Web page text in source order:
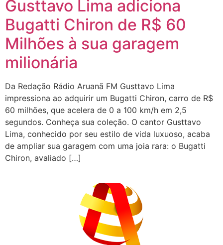
Gusttavo Lima adiciona
Bugatti Chiron de R$ 60
Milhões à sua garagem
milionária
Da Redação Rádio Aruanã FM Gusttavo Lima
impressiona ao adquirir um Bugatti Chiron, carro de R$
60 milhões, que acelera de 0 a 100 km/h em 2,5
segundos. Conheça sua coleção. O cantor Gusttavo
Lima, conhecido por seu estilo de vida luxuoso, acaba
de ampliar sua garagem com uma joia rara: o Bugatti
Chiron, avaliado […]